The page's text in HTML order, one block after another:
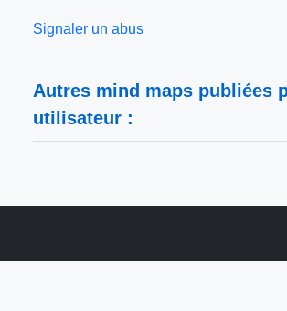
Signaler un abus
Autres mind maps publiées
utilisateur :